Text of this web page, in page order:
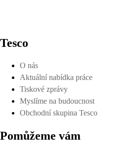
Tesco
O nás
Aktuální nabídka práce
Tiskové zprávy
Myslíme na budoucnost
Obchodní skupina Tesco
Pomůžeme vám